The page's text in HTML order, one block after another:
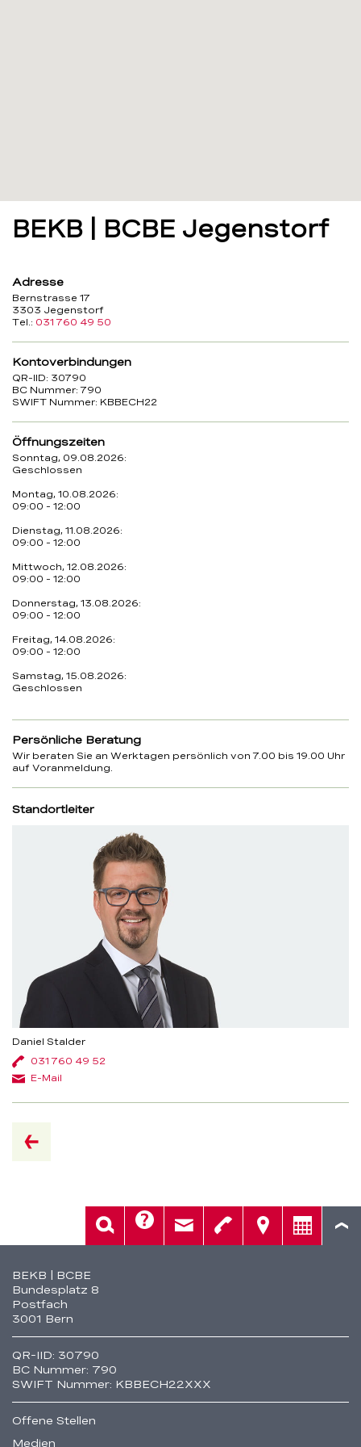
BEKB | BCBE Jegenstorf
Adresse
Bernstrasse 17
3303 Jegenstorf
Tel.: 031 760 49 50
Kontoverbindungen
QR-IID: 30790
BC Nummer: 790
SWIFT Nummer: KBBECH22
Öffnungszeiten
Sonntag, 09.08.2026:
Geschlossen
Montag, 10.08.2026:
09:00 - 12:00
Dienstag, 11.08.2026:
09:00 - 12:00
Mittwoch, 12.08.2026:
09:00 - 12:00
Donnerstag, 13.08.2026:
09:00 - 12:00
Freitag, 14.08.2026:
09:00 - 12:00
Samstag, 15.08.2026:
Geschlossen
Persönliche Beratung
Wir beraten Sie an Werktagen persönlich von 7.00 bis 19.00 Uhr
auf Voranmeldung.
Standortleiter
Daniel Stalder
031 760 49 52
E-Mail
Fusszeile
BEKB | BCBE
Bundesplatz 8
Postfach
3001 Bern
QR-IID: 30790
BC Nummer: 790
SWIFT Nummer: KBBECH22XXX
Offene Stellen
Medien